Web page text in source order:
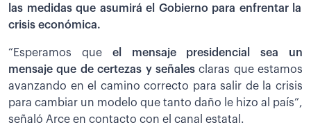
las medidas que asumirá el Gobierno para enfrentar la
crisis económica.
“Esperamos queel mensaje presidencial sea un
mensaje que de certezas y señalesclaras que estamos
avanzando en el camino correcto para salir de la crisis
para cambiar un modelo que tanto daño le hizo al país”,
señaló Arce en contacto con el canal estatal.